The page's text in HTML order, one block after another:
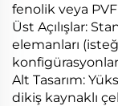
fenolik veya
Üst Açılışlar:
elemanları
Alt Tasarım:
dikiş kaynaklı